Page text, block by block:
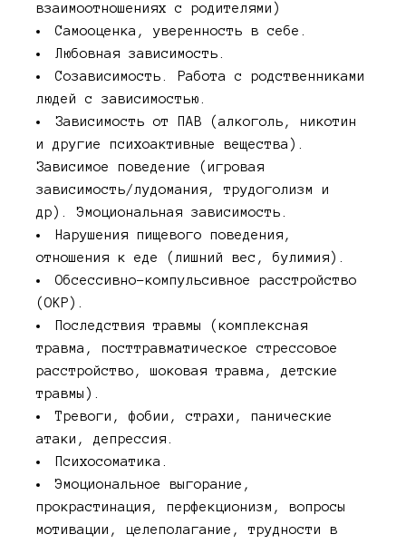
взаимоотношениях с родителями)
Самооценка, уверенность в себе.
Любовная зависимость.
Созависимость. Работа с родственниками
людей с зависимостью.
Зависимость от ПАВ (алкоголь, никотин
и другие психоактивные вещества).
Зависимое поведение (игровая
зависимость/лудомания, трудоголизм и
др). Эмоциональная зависимость.
Нарушения пищевого поведения,
отношения к еде (лишний вес, булимия).
Обсессивно-компульсивное расстройство
(ОКР).
Последствия травмы (комплексная
травма, посттравматическое стрессовое
расстройство, шоковая травма, детские
травмы).
Тревоги, фобии, страхи, панические
атаки, депрессия.
Психосоматика.
Эмоциональное выгорание,
прокрастинация, перфекционизм, вопросы
мотивации, целеполагание, трудности в